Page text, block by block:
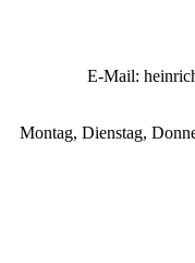
E-Mail:
Montag, Dienstag,